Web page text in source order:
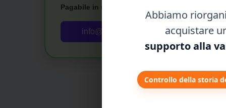
Pagabile in un'unica soluzione
info@autoprotetta.it
Abbiamo
acquistare
supporto alla
Controllo della storia